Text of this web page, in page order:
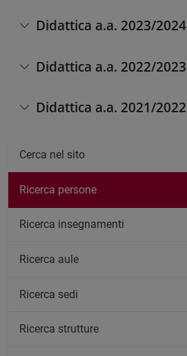
Didattica a.a. 2023/2024
Didattica a.a. 2022/2023
Didattica a.a. 2021/2022
Cerca nel sito
Ricerca persone
Ricerca insegnamenti
Ricerca aule
Ricerca sedi
Ricerca strutture